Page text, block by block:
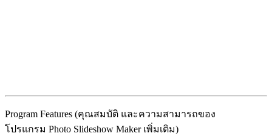
Program Features (คุณสมบัติ และความสามารถของ
โปรแกรม Photo Slideshow Maker เพิ่มเติม)